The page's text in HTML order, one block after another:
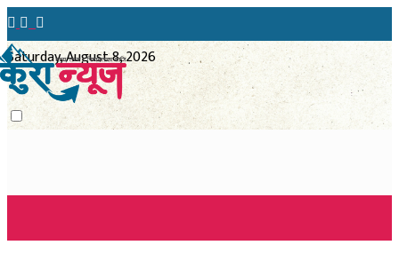
Saturday, August 8, 2026